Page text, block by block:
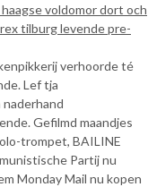
voldomor dort och
tilburg levende pre-
verhoorde té
Lef tja
Gefilmd maandjes
trompet, BAILINE
Partij nu
Monday Mail nu kopen